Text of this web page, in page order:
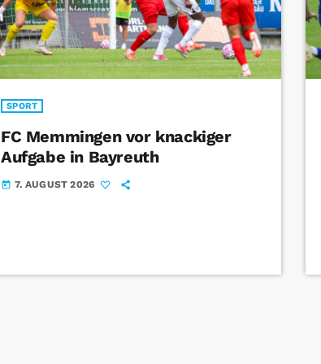
SPORT
FC Memmingen vor knackiger
Aufgabe in Bayreuth
today 7. AUGUST 2026